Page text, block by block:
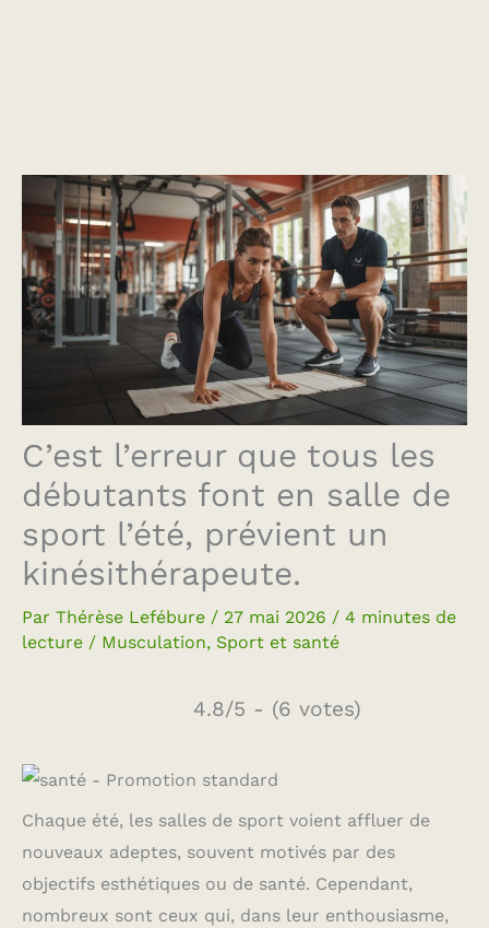
C’est l’erreur que tous les
débutants font en salle de
sport l’été, prévient un
kinésithérapeute.
Par Thérèse Lefébure / 27 mai 2026 / 4 minutes de
lecture / Musculation, Sport et santé
4.8/5 - (6 votes)
Chaque été, les salles de sport voient affluer de
nouveaux adeptes, souvent motivés par des
objectifs esthétiques ou de santé. Cependant,
nombreux sont ceux qui, dans leur enthousiasme,